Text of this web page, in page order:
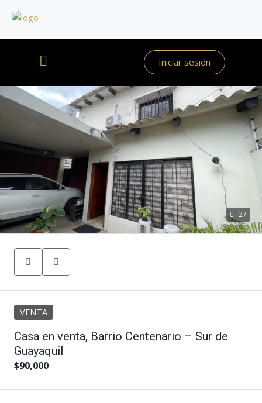
Iniciar sesión
27
VENTA
Casa en venta, Barrio Centenario – Sur de
Guayaquil
$90,000